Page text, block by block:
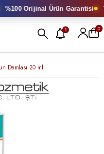
%100 Orijinal Ürün Garantisi
1 0
Damlası 20 ml